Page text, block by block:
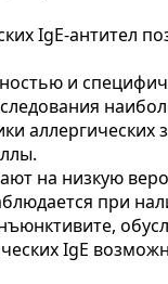
IgE-антител
и
на низкую
при
IgE